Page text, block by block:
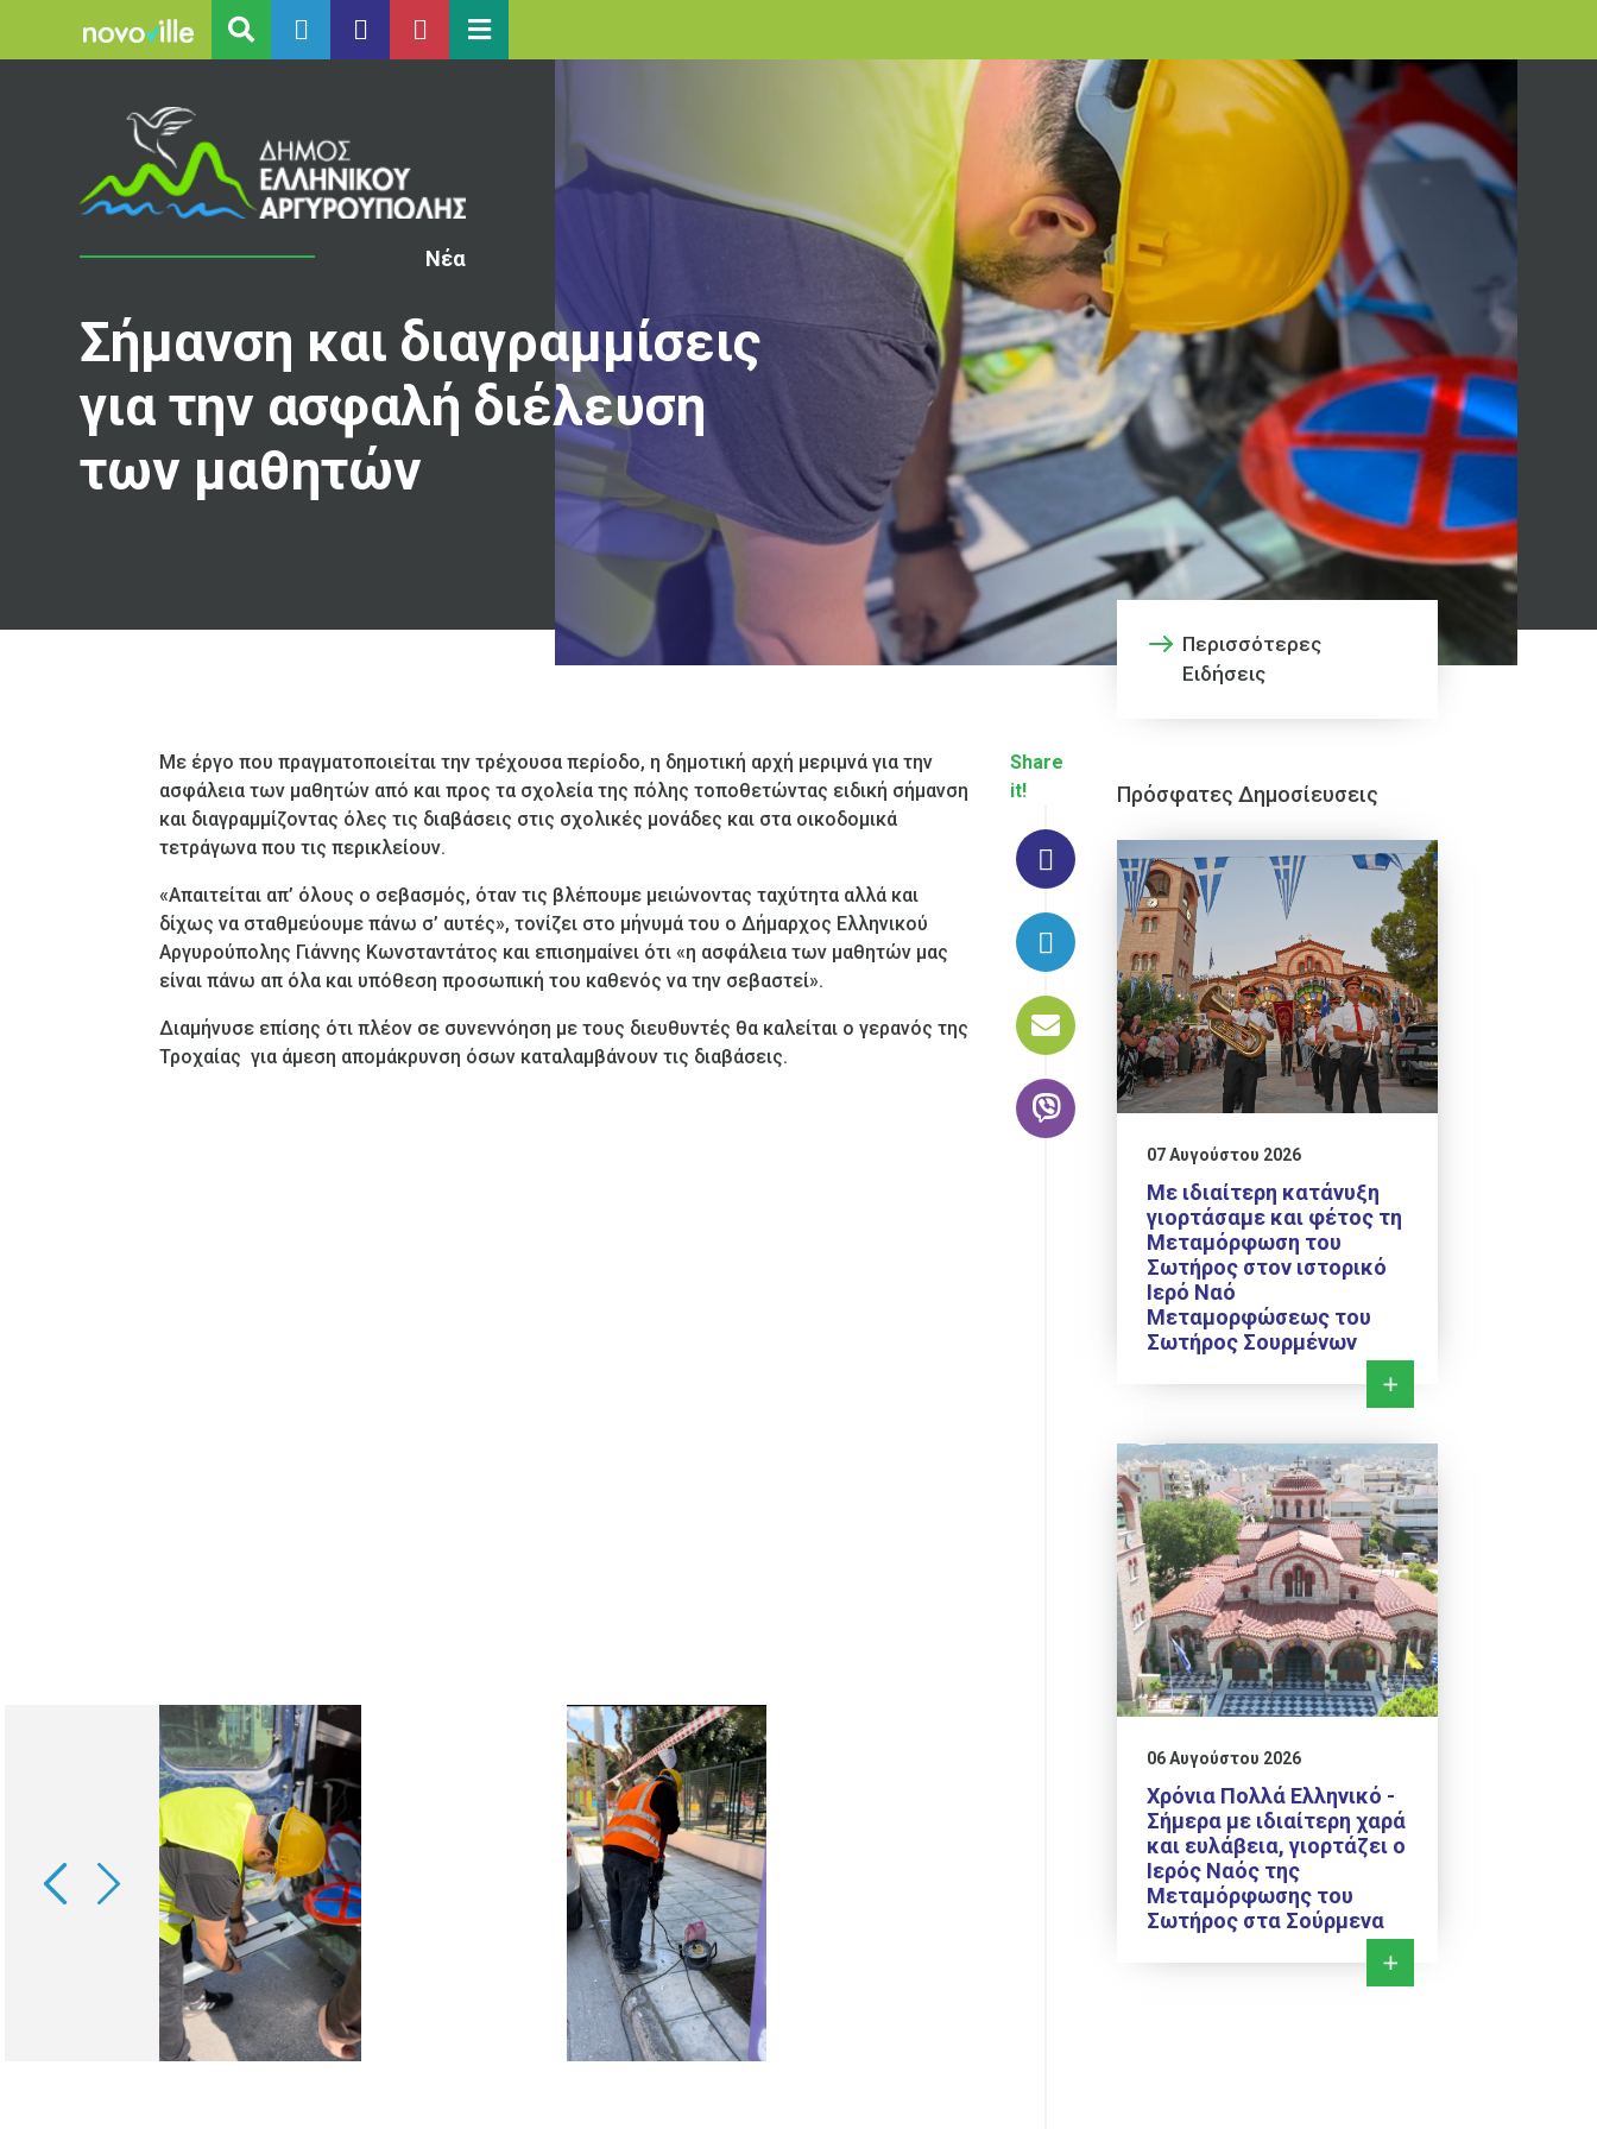
Νέα
Σήμανση και διαγραμμίσεις
για την ασφαλή διέλευση
των μαθητών
Με έργο που πραγματοποιείται την τρέχουσα περίοδο, η δημοτική αρχή μεριμνά για την
ασφάλεια των μαθητών από και προς τα σχολεία της πόλης τοποθετώντας ειδική σήμανση
και διαγραμμίζοντας όλες τις διαβάσεις στις σχολικές μονάδες και στα οικοδομικά
τετράγωνα που τις περικλείουν.
«Απαιτείται απ’ όλους ο σεβασμός, όταν τις βλέπουμε μειώνοντας ταχύτητα αλλά και
δίχως να σταθμεύουμε πάνω σ’ αυτές», τονίζει στο μήνυμά του ο Δήμαρχος Ελληνικού
Αργυρούπολης Γιάννης Κωνσταντάτος και επισημαίνει ότι «η ασφάλεια των μαθητών μας
είναι πάνω απ όλα και υπόθεση προσωπική του καθενός να την σεβαστεί».
Διαμήνυσε επίσης ότι πλέον σε συνεννόηση με τους διευθυντές θα καλείται ο γερανός της
Τροχαίας για άμεση απομάκρυνση όσων καταλαμβάνουν τις διαβάσεις.
Share
it!
Περισσότερες
Ειδήσεις
Πρόσφατες Δημοσίευσεις
07 Αυγούστου 2026
Με ιδιαίτερη κατάνυξη
γιορτάσαμε και φέτος τη
Μεταμόρφωση του
Σωτήρος στον ιστορικό
Ιερό Ναό
Μεταμορφώσεως του
Σωτήρος Σουρμένων
06 Αυγούστου 2026
Χρόνια Πολλά Ελληνικό -
Σήμερα με ιδιαίτερη χαρά
και ευλάβεια, γιορτάζει ο
Ιερός Ναός της
Μεταμόρφωσης του
Σωτήρος στα Σούρμενα